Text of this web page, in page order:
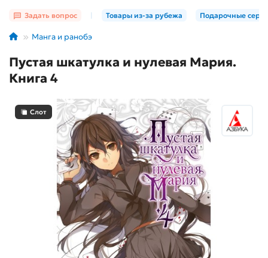
Задать вопрос Товары из-за рубежа Подарочные
Манга и ранобэ
Пустая шкатулка и нулевая Мария.
Книга 4
Слот